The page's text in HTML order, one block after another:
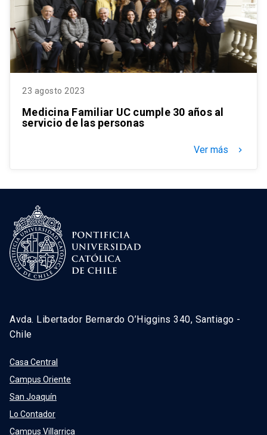
23 agosto 2023
Medicina Familiar UC cumple 30 años al
servicio de las personas
Ver más keyboard_arrow_right
Avda. Libertador Bernardo O’Higgins 340, Santiago -
Chile
Casa Central
Campus Oriente
San Joaquín
Lo Contador
Campus Villarrica